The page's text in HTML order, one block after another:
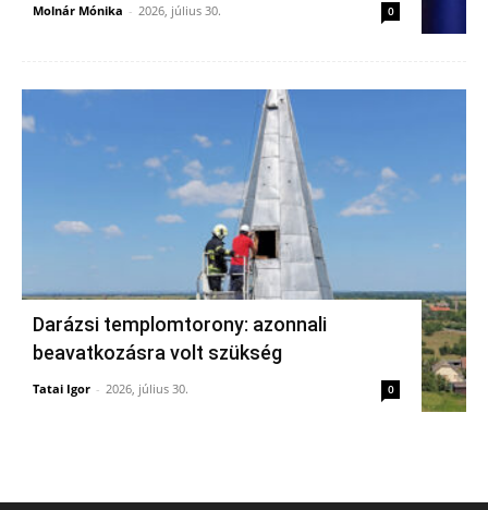
Molnár Mónika - 2026, július 30. 0
Darázsi templomtorony: azonnali
beavatkozásra volt szükség
Tatai Igor - 2026, július 30. 0